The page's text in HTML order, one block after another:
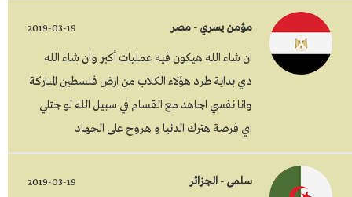
مؤمن يسري - مصر 2019-03-19
ان شاء الله هيكون فيه عمليات أكبر وان شاء الله
دي بداية طرد هؤلاء الكلاب من ارض فلسطين المباركة
وانا نفسي اجاهد مع القسام في سبيل الله لو جتلي
اي فرصة هترك الدنيا و هروح على الجهاد
سلمى - الجزائر 2019-03-19